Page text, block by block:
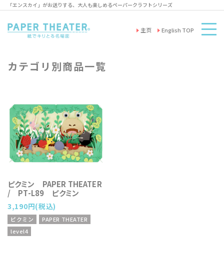
「エンスカイ」がお送りする、大人も楽しめるペーパークラフトシリーズ
主页 English TOP
カテゴリ別商品一覧
ピクミン PAPER THEATER
/ PT-L89 ピクミン
3,190円(税込)
ピクミン
PAPER THEATER
level4